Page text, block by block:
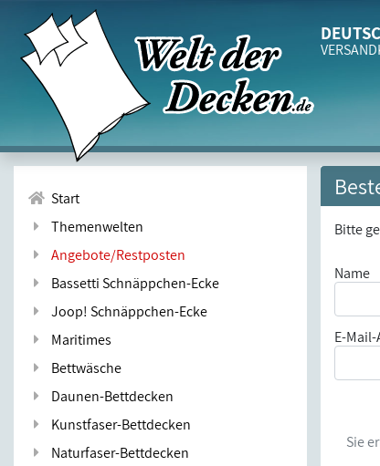
Start
Themenwelten
Angebote/Restposten
Bassetti Schnäppchen-Ecke
Joop! Schnäppchen-Ecke
Maritimes
Bettwäsche
Daunen-Bettdecken
Kunstfaser-Bettdecken
Naturfaser-Bettdecken
Bitte
Name
E-
Sie